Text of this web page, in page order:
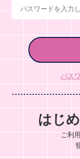
パス
はじ
ご利